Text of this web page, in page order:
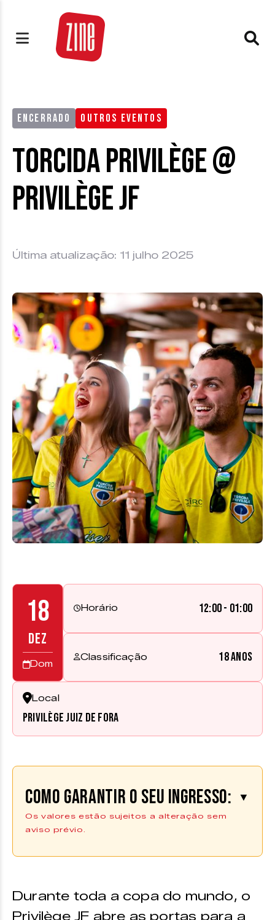
ENCERRADO OUTROS EVENTOS
Torcida Privilège @
Privilège JF
Última atualização: 11 julho 2025
18
DEZ
Dom
Horário 12:00 - 01:00
Classificação 18 anos
Local
Privilège Juiz de Fora
Como garantir o seu ingresso: ▼
Os valores estão sujeitos a alteração sem
aviso prévio.
*Disponível também no ponto de venda, vide texto
Durante toda a copa do mundo, o
Privilège JF abre as portas para a